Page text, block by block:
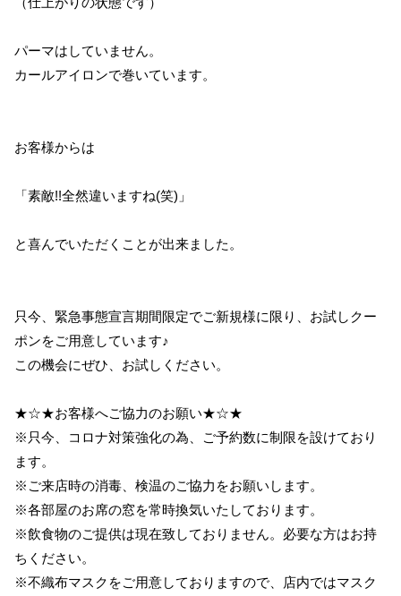
パーマはしていません。
カールアイロンで巻いています。
お客様からは
「素敵!!全然違いますね(笑)」
と喜んでいただくことが出来ました。
只今、緊急事態宣言期間限定でご新規様に限り、お試しクー
ポンをご用意しています♪
この機会にぜひ、お試しください。
★☆★お客様へご協力のお願い★☆★
※只今、コロナ対策強化の為、ご予約数に制限を設けており
ます。
※ご来店時の消毒、検温のご協力をお願いします。
※各部屋のお席の窓を常時換気いたしております。
※飲食物のご提供は現在致しておりません。必要な方はお持
ちください。
※不織布マスクをご用意しておりますので、店内ではマスク